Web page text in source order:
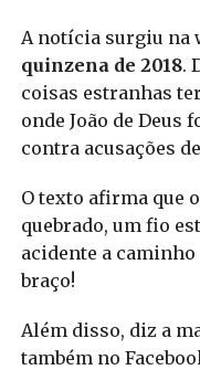
A notícia surgiu na
quinzena de 2018.
coisas estranhas
onde João de Deus
contra acusações
O texto afirma que
quebrado, um fio
acidente a caminho
braço!
Além disso, diz a
também no